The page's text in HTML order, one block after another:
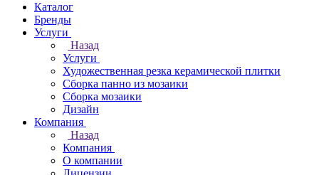
Каталог
Бренды
Услуги
Назад
Услуги
Художественная резка керамической плитки
Сборка панно из мозаики
Сборка мозаики
Дизайн
Компания
Назад
Компания
О компании